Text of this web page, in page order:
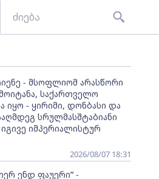
- მსოფლიომ არასწორი
საქართველო
იყო - ყირიმი, დონბასი და
სრულმასშტაბიანი
იმპერიალისტურ
2026/08/07 18:31
ენდ ფაუერი” -